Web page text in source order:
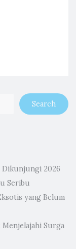
Search
Dikunjungi 2026
Seribu
yang Belum
Menjelajahi Surga